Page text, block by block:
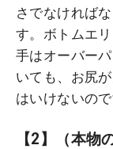
さでなければ
す。ボトムエ
手はオーバー
いても、お尻
はいけないので
【2】（本物